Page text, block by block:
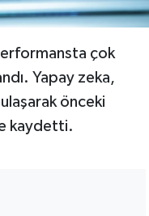
çok
Yapay zeka,
önceki
kaydetti.